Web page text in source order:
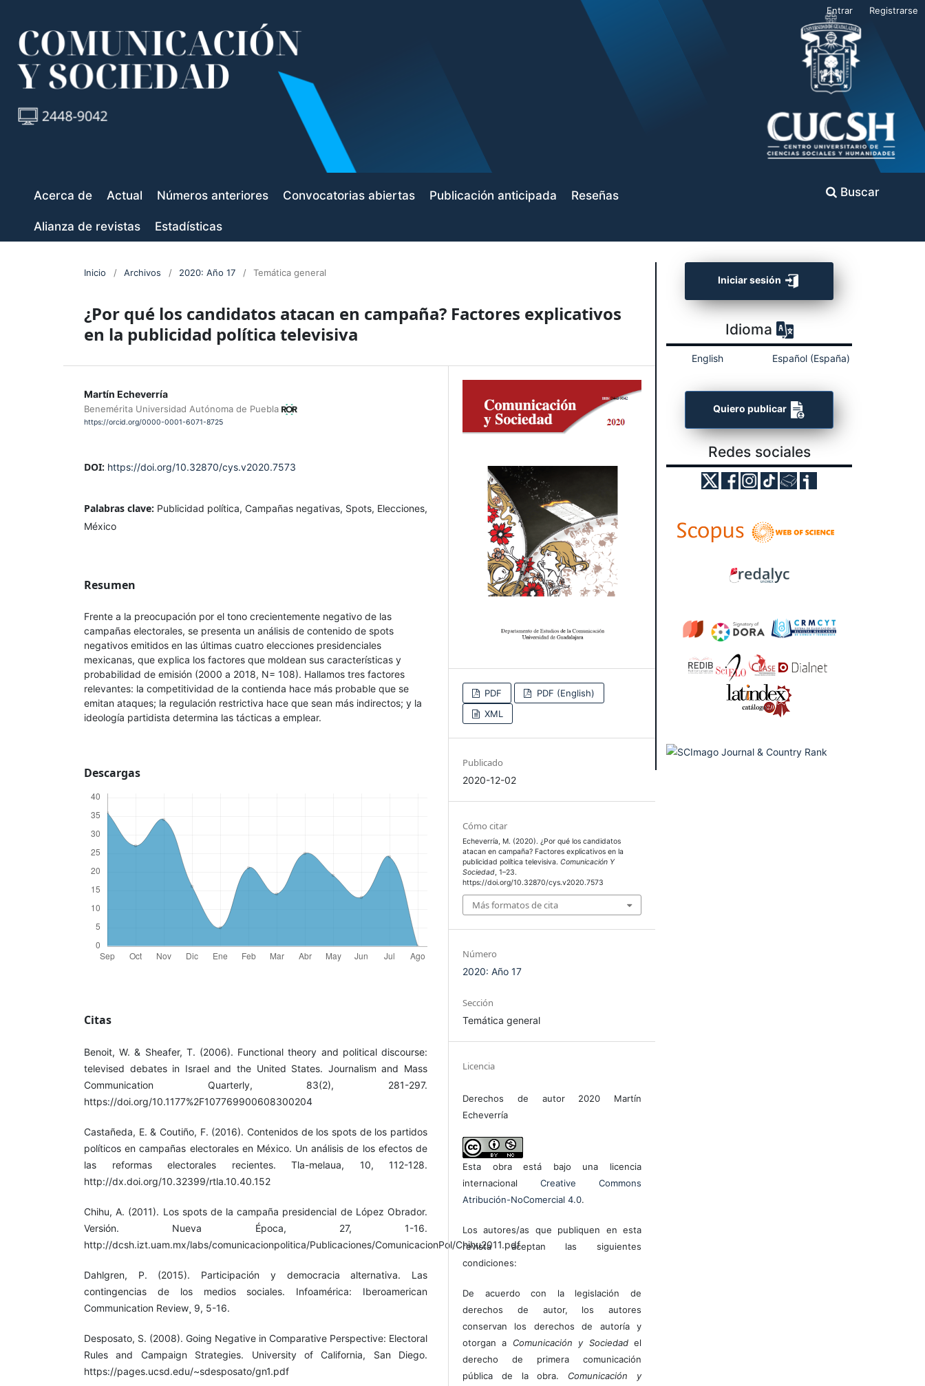
Acerca de Actual Números anteriores Convocatorias abiertas Publicación anticipada Reseñas
Alianza de revistas Estadísticas
Buscar
Entrar Registrarse
Inicio / Archivos / 2020: Año 17 / Temática general
¿Por qué los candidatos atacan en campaña? Factores explicativos
en la publicidad política televisiva
Martín Echeverría
Benemérita Universidad Autónoma de Puebla
https://orcid.org/0000-0001-6071-8725
DOI: https://doi.org/10.32870/cys.v2020.7573
Palabras clave: Publicidad política, Campañas negativas, Spots, Elecciones,
México
Resumen
Frente a la preocupación por el tono crecientemente negativo de las
campañas electorales, se presenta un análisis de contenido de spots
negativos emitidos en las últimas cuatro elecciones presidenciales
mexicanas, que explica los factores que moldean sus características y
probabilidad de emisión (2000 a 2018, N= 108). Hallamos tres factores
relevantes: la competitividad de la contienda hace más probable que se
emitan ataques; la regulación restrictiva hace que sean más indirectos; y la
ideología partidista determina las tácticas a emplear.
Descargas
Citas
Benoit, W. & Sheafer, T. (2006). Functional theory and political discourse:
televised debates in Israel and the United States. Journalism and Mass
Communication Quarterly, 83(2), 281-297.
https://doi.org/10.1177%2F107769900608300204
Castañeda, E. & Coutiño, F. (2016). Contenidos de los spots de los partidos
políticos en campañas electorales en México. Un análisis de los efectos de
las reformas electorales recientes. Tla-melaua, 10, 112-128.
http://dx.doi.org/10.32399/rtla.10.40.152
Chihu, A. (2011). Los spots de la campaña presidencial de López Obrador.
Versión. Nueva Época, 27, 1-16.
http://dcsh.izt.uam.mx/labs/comunicacionpolitica/Publicaciones/ComunicacionPol/Chihu2011.pdf
Dahlgren, P. (2015). Participación y democracia alternativa. Las
contingencias de los medios sociales. Infoamérica: Iberoamerican
Communication Review¸ 9, 5-16.
Desposato, S. (2008). Going Negative in Comparative Perspective: Electoral
Rules and Campaign Strategies. University of California, San Diego.
https://pages.ucsd.edu/~sdesposato/gn1.pdf
PDF
PDF (English)
XML
Publicado
2020-12-02
Cómo citar
Echeverría, M. (2020). ¿Por qué los candidatos
atacan en campaña? Factores explicativos en la
publicidad política televisiva.Comunicación Y
Sociedad, 1–23.
https://doi.org/10.32870/cys.v2020.7573
Más formatos de cita
Número
2020: Año 17
Sección
Temática general
Licencia
Derechos de autor 2020 Martín
Echeverría
Esta obra está bajo una licencia
internacional Creative Commons
Atribución-NoComercial 4.0.
Los autores/as que publiquen en esta
revista aceptan las siguientes
condiciones:
De acuerdo con la legislación de
derechos de autor, los autores
conservan los derechos de autoría y
otorgan a Comunicación y Sociedadel
derecho de primera comunicación
pública de la obra. Comunicación y
Iniciar sesión
Idioma
English Español (España)
Quiero publicar
Redes sociales